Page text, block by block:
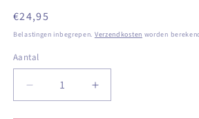
Normale
prijs
€24,95
Belastingen inbegrepen. Verzendkosten worden
Aantal
Aantal
Aantal
verlagen
Aantal
verhogen